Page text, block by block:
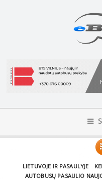
LIETUVOJE IR PASAULYJE
AUTOBUSŲ PASAULIO